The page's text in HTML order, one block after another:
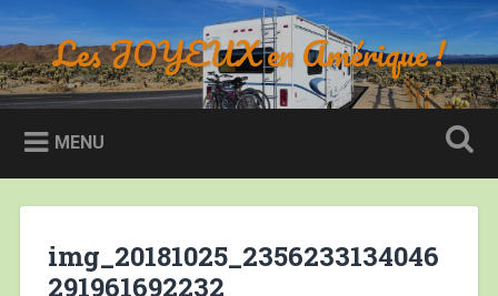
au
contenu
principal
RechercheLes JOYEUX en Amérique !
MENU
img_20181025_2356233134046
291961692232